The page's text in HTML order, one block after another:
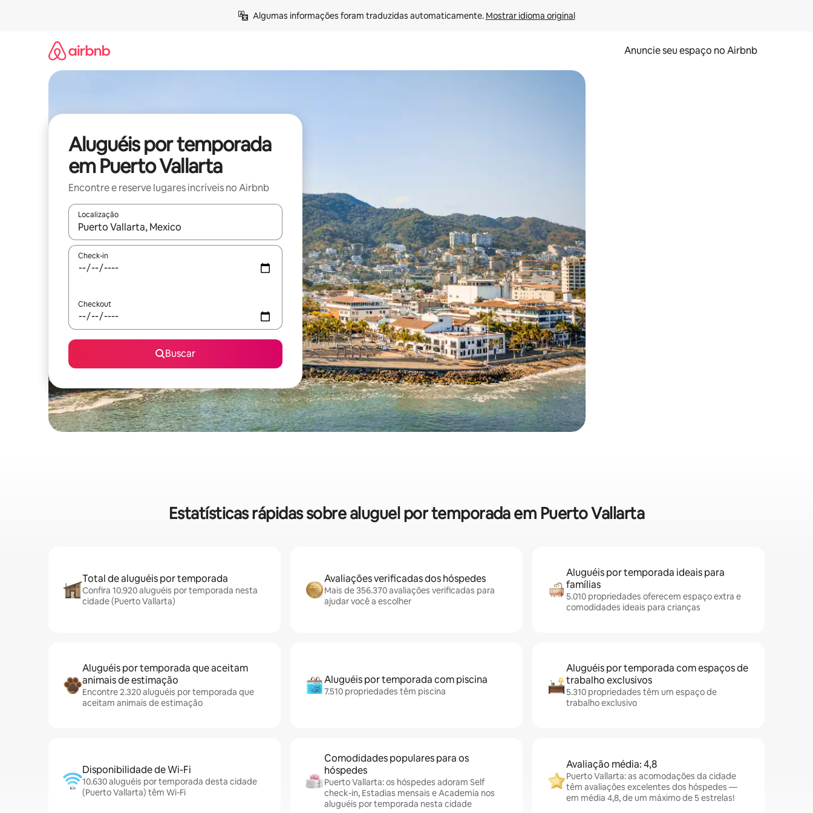
Algumas informações foram traduzidas automaticamente. Mostrar idioma original
Anuncie seu espaço no Airbnb
Aluguéis por temporada
em Puerto Vallarta
Encontre e reserve lugares incríveis no Airbnb
Localização
Quando os resultados estiverem disponíveis, explore-os usando as seta para cima e para baixo do teclado ou tocando e deslizando o dedo na tela.
Check-in
Checkout
Buscar
Estatísticas rápidas sobre aluguel por temporada em Puerto Vallarta
Total de aluguéis por temporada
Confira 10.920 aluguéis por temporada nesta
cidade (Puerto Vallarta)
Avaliações verificadas dos hóspedes
Mais de 356.370 avaliações verificadas para
ajudar você a escolher
Aluguéis por temporada ideais para
famílias
5.010 propriedades oferecem espaço extra e
comodidades ideais para crianças
Aluguéis por temporada que aceitam
animais de estimação
Encontre 2.320 aluguéis por temporada que
aceitam animais de estimação
Aluguéis por temporada com piscina
7.510 propriedades têm piscina
Aluguéis por temporada com espaços de
trabalho exclusivos
5.310 propriedades têm um espaço de
trabalho exclusivo
Disponibilidade de Wi-Fi
10.630 aluguéis por temporada desta cidade
(Puerto Vallarta) têm Wi-Fi
Comodidades populares para os
hóspedes
Puerto Vallarta: os hóspedes adoram Self
check-in, Estadias mensais e Academia nos
aluguéis por temporada nesta cidade
Avaliação média: 4,8
Puerto Vallarta: as acomodações da cidade
têm avaliações excelentes dos hóspedes —
em média 4,8, de um máximo de 5 estrelas!